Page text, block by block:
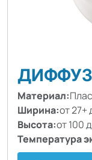
Материал:
Ширина:от 27+
Высота:от 100
Температура